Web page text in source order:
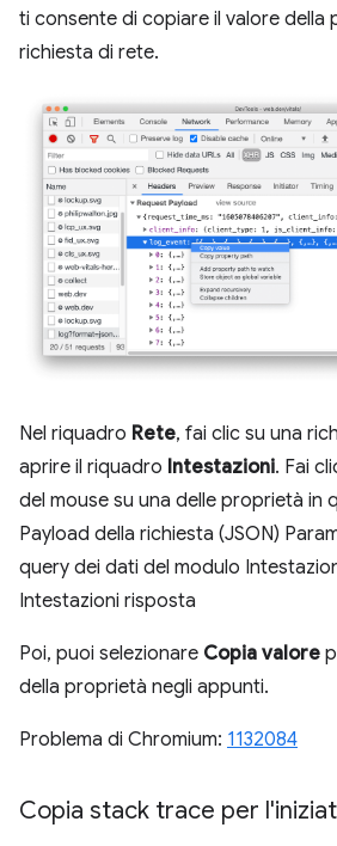
ti consente di copiare il valore della
richiesta di rete.
Nel riquadro Rete, fai clic su una
aprire il riquadro Intestazioni. Fai
del mouse su una delle proprietà in
Payload della richiesta (JSON)
query dei dati del modulo
Intestazioni risposta
Poi, puoi selezionare Copia valore
della proprietà negli appunti.
Problema di Chromium: 1132084
Copia stack trace per